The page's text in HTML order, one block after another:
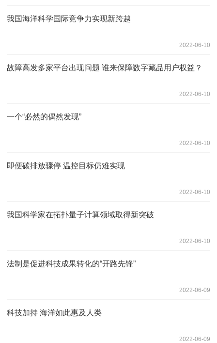
我国海洋科学国际竞争力实现新跨越
2022-06-10
故障高发多家平台出现问题 谁来保障数字藏品用户权益？
2022-06-10
一个“必然的偶然发现”
2022-06-10
即便碳排放骤停 温控目标仍难实现
2022-06-10
我国科学家在拓扑量子计算领域取得新突破
2022-06-10
法制是促进科技成果转化的“开路先锋”
2022-06-09
科技加持 海洋如此惠及人类
2022-06-09